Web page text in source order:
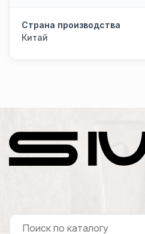
Страна производства
Китай